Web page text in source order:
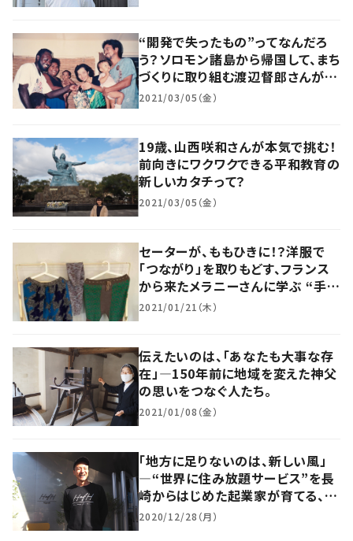
“開発で失ったもの”ってなんだろ
う？ソロモン諸島から帰国して、まち
づくりに取り組む渡辺督郎さんが見
つけた「ほんとうの豊かさ」とは？
2021/03/05（金）
19歳、山西咲和さんが本気で挑む！
前向きにワクワクできる平和教育の
新しいカタチって？
2021/03/05（金）
セーターが、ももひきに！？洋服で
「つながり」を取りもどす、フランス
から来たメラニーさんに学ぶ “手仕
事” の智慧
2021/01/21（木）
伝えたいのは、「あなたも大事な存
在」―150年前に地域を変えた神父
の思いをつなぐ人たち。
2021/01/08（金）
「地方に足りないのは、新しい風」
―“世界に住み放題サービス”を長
崎からはじめた起業家が育てる、ロ
ーカルのポテンシャル
2020/12/28（月）